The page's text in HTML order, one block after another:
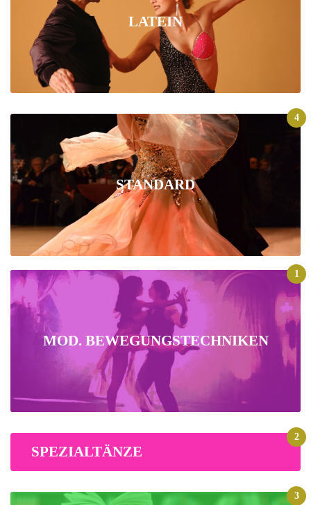
LATEIN
STANDARD
4
MOD. BEWEGUNGSTECHNIKEN
1
SPEZIALTÄNZE
2
3